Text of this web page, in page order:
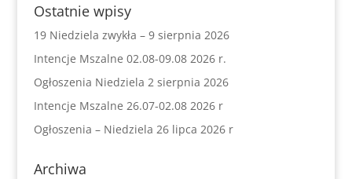
Ostatnie wpisy
19 Niedziela zwykła – 9 sierpnia 2026
Intencje Mszalne 02.08-09.08 2026 r.
Ogłoszenia Niedziela 2 sierpnia 2026
Intencje Mszalne 26.07-02.08 2026 r
Ogłoszenia – Niedziela 26 lipca 2026 r
Archiwa